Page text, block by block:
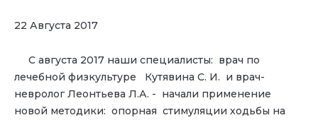
22 Августа 2017
С августа 2017 наши специалисты: врач по
лечебной физкультуре Кутявина С. И. и врач-
невролог Леонтьева Л.А. - начали применение
новой методики: опорная стимуляции ходьбы на